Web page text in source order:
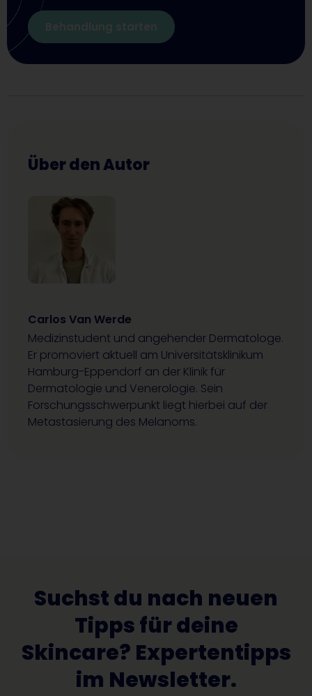
Behandlung starten
Über den Autor
Carlos Van Werde
Medizinstudent und angehender Dermatologe.
Er promoviert aktuell am Universitätsklinikum
Hamburg-Eppendorf an der Klinik für
Dermatologie und Venerologie. Sein
Forschungsschwerpunkt liegt hierbei auf der
Metastasierung des Melanoms.
Suchst du nach neuen
Tipps für deine
Skincare? Expertentipps
im Newsletter.